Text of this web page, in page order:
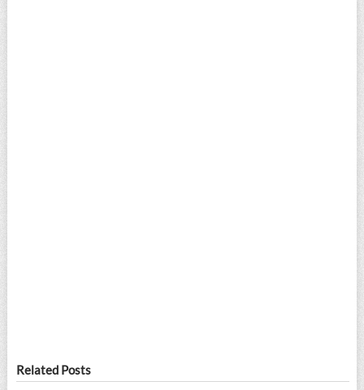
Related Posts